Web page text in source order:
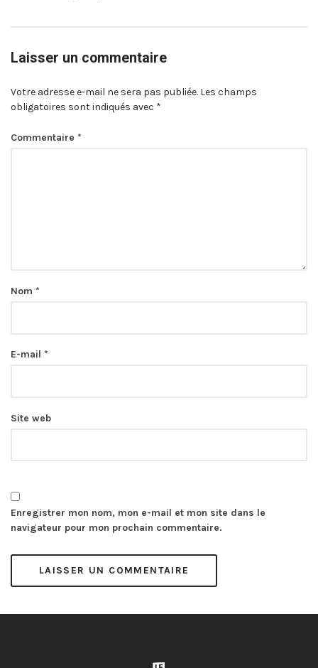
Laisser un commentaire
Votre adresse e-mail ne sera pas publiée. Les champs
obligatoires sont indiqués avec *
Commentaire *
Nom *
E-mail *
Site web
Enregistrer mon nom, mon e-mail et mon site dans le
navigateur pour mon prochain commentaire.